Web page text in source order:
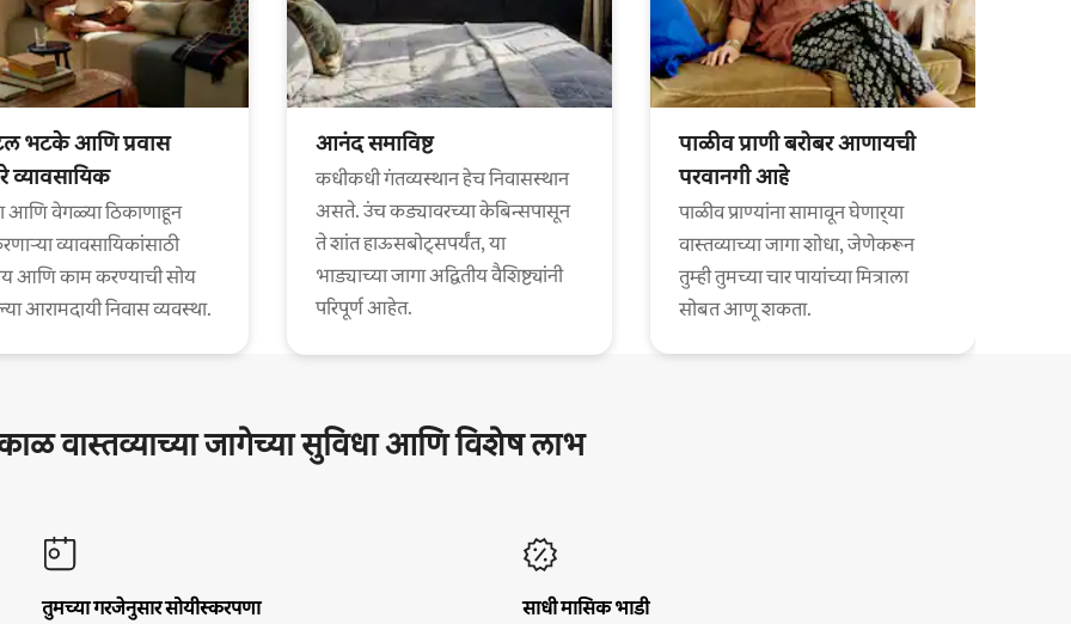
भटके आणि प्रवास
व्यावसायिक
आणि वेगळ्या ठिकाणाहून
व्यावसायिकांसाठी
आणि काम करण्याची सोय
आरामदायी निवास व्यवस्था.
आनंद समाविष्ट
कधीकधी गंतव्यस्थान हेच निवासस्थान
असते. उंच कड्यावरच्या केबिन्सपासून
ते शांत हाऊसबोट्सपर्यंत, या
भाड्याच्या जागा अद्वितीय वैशिष्ट्यांनी
परिपूर्ण आहेत.
पाळीव प्राणी बरोबर आणायची
परवानगी आहे
पाळीव प्राण्यांना सामावून घेणार्‍या
वास्तव्याच्या जागा शोधा, जेणेकरून
तुम्ही तुमच्या चार पायांच्या मित्राला
सोबत आणू शकता.
वास्तव्याच्या जागेच्या सुविधा आणि विशेष लाभ
तुमच्या गरजेनुसार सोयीस्करपणा
साधी मासिक भाडी